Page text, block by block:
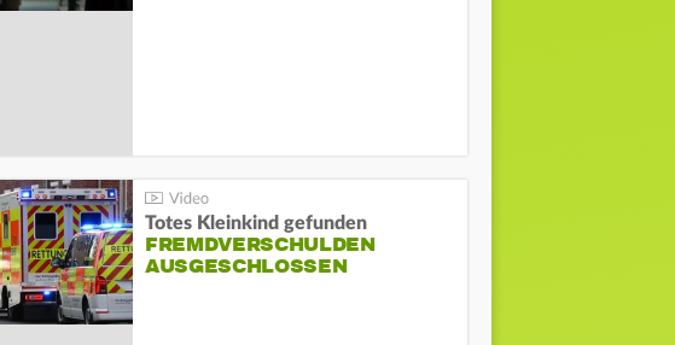
Totes Kleinkind gefunden
FREMDVERSCHULDEN
AUSGESCHLOSSEN